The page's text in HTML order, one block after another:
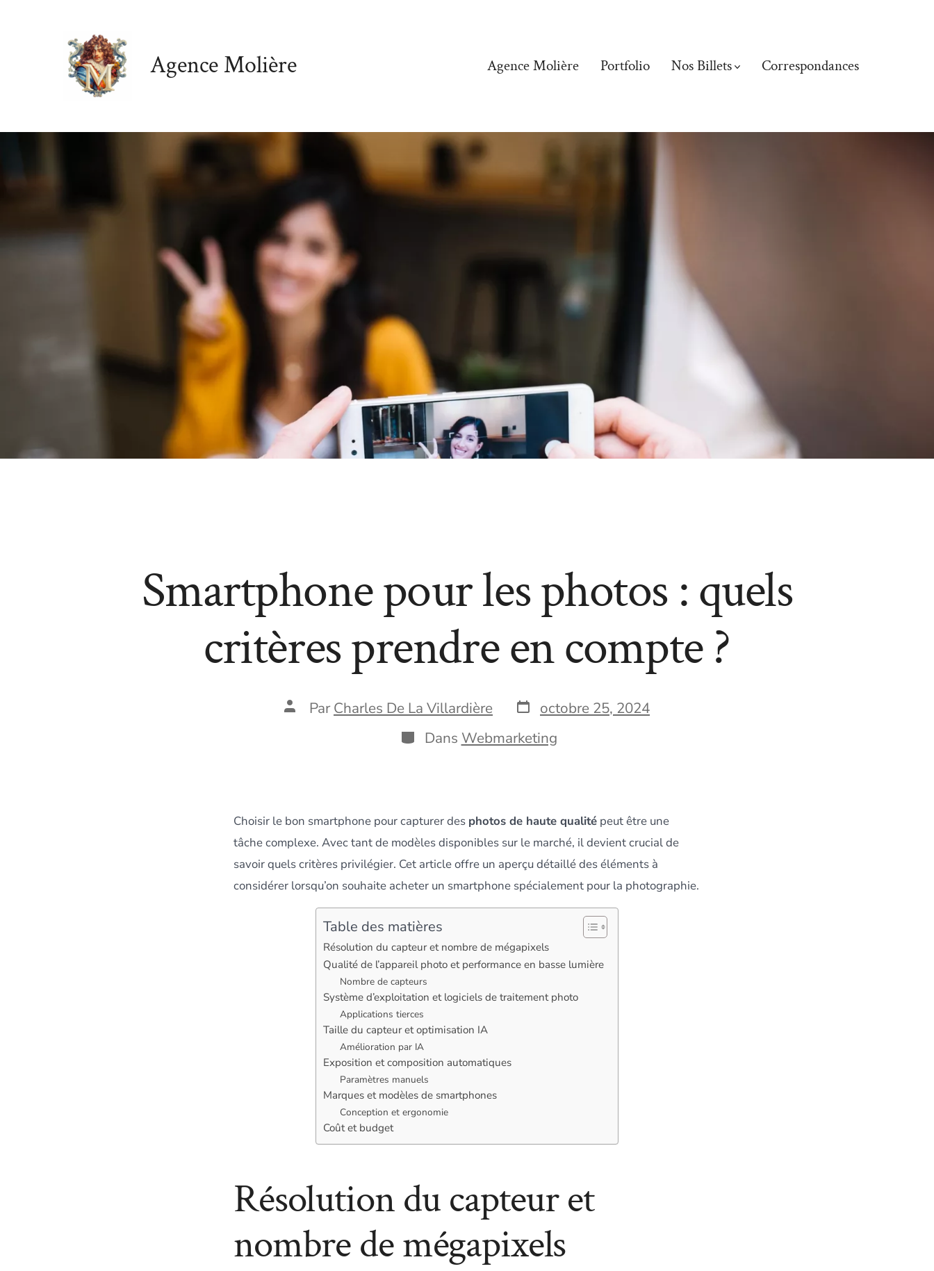
Agence Molière Agence Molière Portfolio Nos Billets Correspondances
Smartphone pour les photos : quels
critères prendre en compte ?
Auteur
ParCharles De La Villardière Date
de
publication
octobre 25, 2024
Catégories
Dans Webmarketing
Choisir le bon smartphone pour capturer des photos de haute qualité peut être une
tâche complexe. Avec tant de modèles disponibles sur le marché, il devient crucial de
savoir quels critères privilégier. Cet article offre un aperçu détaillé des éléments à
considérer lorsqu’on souhaite acheter un smartphone spécialement pour la photographie.
Table des matières
Résolution du capteur et nombre de mégapixels
Qualité de l’appareil photo et performance en basse lumière
Nombre de capteurs
Système d’exploitation et logiciels de traitement photo
Applications tierces
Taille du capteur et optimisation IA
Amélioration par IA
Exposition et composition automatiques
Paramètres manuels
Marques et modèles de smartphones
Conception et ergonomie
Coût et budget
Résolution du capteur et
nombre de mégapixels